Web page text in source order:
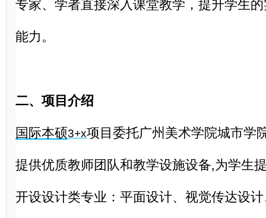
专家、学者直接深入课堂教学，提升学生
能力。
二、项目介绍
国际本硕3+x项目委托广州美术学院城市学
提供优质教师团队和教学设施设备,为学生
开设设计类专业：平面设计、视觉传达设